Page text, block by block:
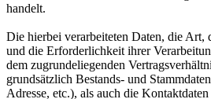
handelt.
Die hierbei verarbeiteten Daten, die
und die Erforderlichkeit ihrer
dem zugrundeliegenden
grundsätzlich Bestands- und
Adresse, etc.), als auch die